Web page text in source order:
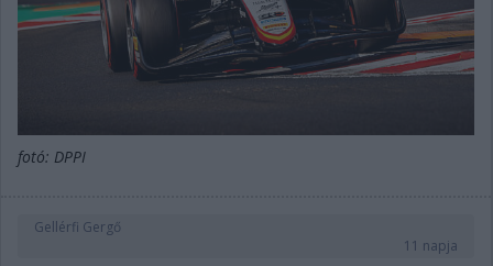
fotó: DPPI
Gellérfi Gergő
11 napja